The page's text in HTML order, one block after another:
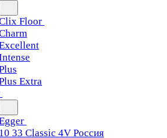
Floor
Extra
10 33 Classic 4V Россия